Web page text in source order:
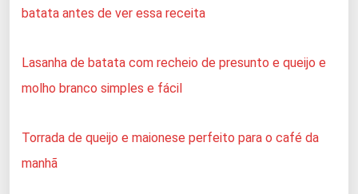
batata antes de ver essa receita
Lasanha de batata com recheio de presunto e queijo e
molho branco simples e fácil
Torrada de queijo e maionese perfeito para o café da
manhã